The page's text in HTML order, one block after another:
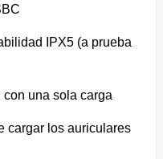
IPX5 (a prueba
una sola carga
cargar los auriculares